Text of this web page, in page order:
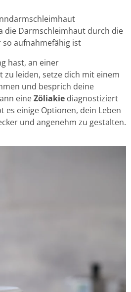
die Darmschleimhaut durch die
aufnahmefähig ist
hast, an einer
leiden, setze dich mit einem
und besprich deine
eineZöliakie diagnostiziert
es einige Optionen, dein Leben
und angenehm zu gestalten.